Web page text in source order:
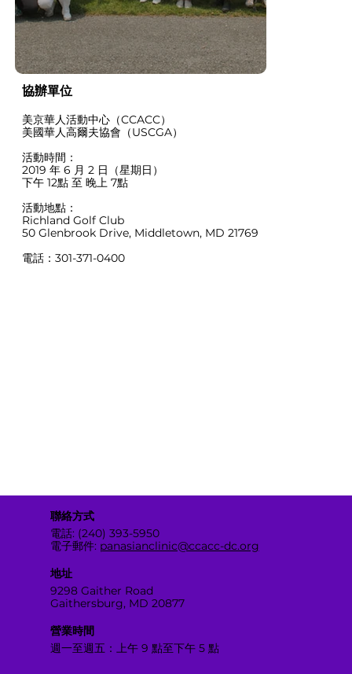
協辦單位
美京華人活動中心（CCACC）
美國華人高爾夫協會（USCGA）
活動時間：
2019 年 6 月 2 日（星期日）
下午 12點 至 晚上 7點
活動地點：
Richland Golf Club
50 Glenbrook Drive, Middletown, MD 21769
電話：301-371-0400
聯絡方式
電話: (240) 393-5950
電子郵件: panasianclinic@ccacc-dc.org
地址
9298 Gaither Road
Gaithersburg, MD 20877
營業時間
週一至週五：上午 9 點至下午 5 點